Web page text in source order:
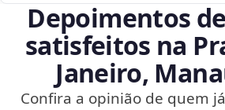
Depoimentos
satisfeitos na
Janeiro,
Confira a opinião de quem